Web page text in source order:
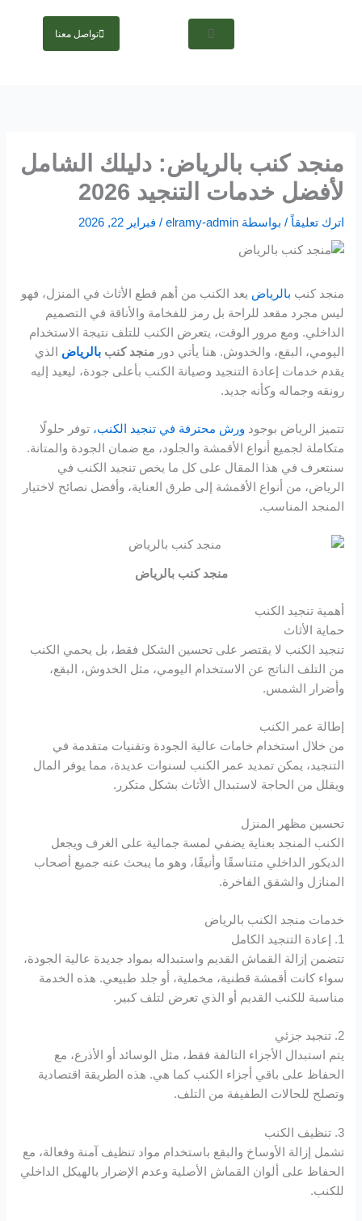
Hacklink panel
Hacklink
Hacklink
Hacklink panel
Hacklink panel
Hacklink panel
Hacklink panel
Hacklink panel
Hacklink panel
Hacklink panel
Hacklink panel
Hacklink panel
Hacklink panel
Hacklink panel
Hacklink panel
Hacklink panel
Hacklink panel
Hacklink panel
Hacklink panel
Hacklink panel
Hacklink panel
Hacklink panel
تواصل معنا
منجد كنب بالرياض: دليلك الشامل
لأفضل خدمات التنجيد 2026
اترك تعليقاً / بواسطة elramy-admin
/ فبراير 22, 2026
منجد كنب بالرياض يعد الكنب من أهم قطع الأثاث في المنزل، فهو
ليس مجرد مقعد للراحة بل رمز للفخامة والأناقة في التصميم
الداخلي. ومع مرور الوقت، يتعرض الكنب للتلف نتيجة الاستخدام
اليومي، البقع، والخدوش. هنا يأتي دورمنجد كنببالرياض الذي
يقدم خدمات إعادة التنجيد وصيانة الكنب بأعلى جودة، ليعيد إليه
رونقه وجماله وكأنه جديد.
تتميز الرياض بوجود ورش محترفة في تنجيد الكنب، توفر حلولًا
متكاملة لجميع أنواع الأقمشة والجلود، مع ضمان الجودة والمتانة.
سنتعرف في هذا المقال على كل ما يخص تنجيد الكنب في
الرياض، من أنواع الأقمشة إلى طرق العناية، وأفضل نصائح لاختيار
المنجد المناسب.
منجد كنب بالرياض
أهمية تنجيد الكنب
حماية الأثاث
تنجيد الكنب لا يقتصر على تحسين الشكل فقط، بل يحمي الكنب
من التلف الناتج عن الاستخدام اليومي، مثل الخدوش، البقع،
وأضرار الشمس.
إطالة عمر الكنب
من خلال استخدام خامات عالية الجودة وتقنيات متقدمة في
التنجيد، يمكن تمديد عمر الكنب لسنوات عديدة، مما يوفر المال
ويقلل من الحاجة لاستبدال الأثاث بشكل متكرر.
تحسين مظهر المنزل
الكنب المنجد بعناية يضفي لمسة جمالية على الغرف ويجعل
الديكور الداخلي متناسقًا وأنيقًا، وهو ما يبحث عنه جميع أصحاب
المنازل والشقق الفاخرة.
خدمات منجد الكنب بالرياض
1. إعادة التنجيد الكامل
تتضمن إزالة القماش القديم واستبداله بمواد جديدة عالية الجودة،
سواء كانت أقمشة قطنية، مخملية، أو جلد طبيعي. هذه الخدمة
مناسبة للكنب القديم أو الذي تعرض لتلف كبير.
2. تنجيد جزئي
يتم استبدال الأجزاء التالفة فقط، مثل الوسائد أو الأذرع، مع
الحفاظ على باقي أجزاء الكنب كما هي. هذه الطريقة اقتصادية
وتصلح للحالات الطفيفة من التلف.
3. تنظيف الكنب
تشمل إزالة الأوساخ والبقع باستخدام مواد تنظيف آمنة وفعالة، مع
الحفاظ على ألوان القماش الأصلية وعدم الإضرار بالهيكل الداخلي
للكنب.